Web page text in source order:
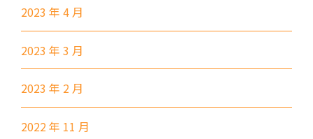
港鐵 東涌站 (C出口)
巴士
保姆車1
2023 年 4 月
2023 年 3 月
2023 年 2 月
2022 年 11 月